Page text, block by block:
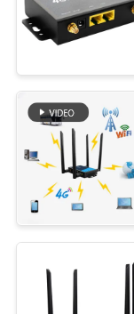
ONS
ONS
NIEUWS